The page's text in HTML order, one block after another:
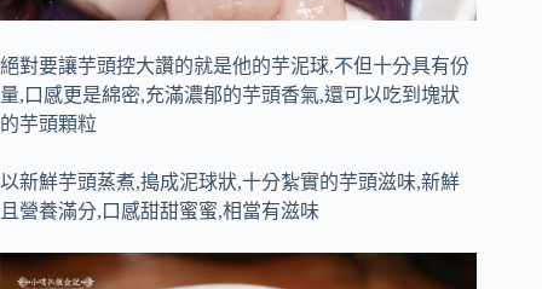
絕對要讓芋頭控大讚的就是他的芋泥球,不但十分具有份
量,口感更是綿密,充滿濃郁的芋頭香氣,還可以吃到塊狀
的芋頭顆粒
以新鮮芋頭蒸煮,搗成泥球狀,十分紮實的芋頭滋味,新鮮
且營養滿分,口感甜甜蜜蜜,相當有滋味